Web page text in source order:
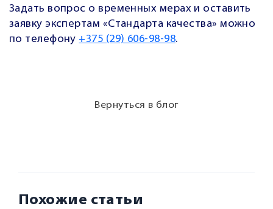
Задать вопрос о временных мерах и оставить
заявку экспертам «Стандарта качества» можно
по телефону +375 (29) 606-98-98.
Вернуться в блог
Похожие статьи